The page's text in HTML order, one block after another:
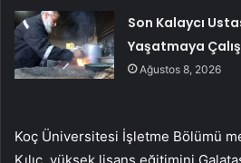
Son Kalaycı
Yaşatmaya
Ağustos 8, 2026
Koç Üniversitesi İşletme Bölümü